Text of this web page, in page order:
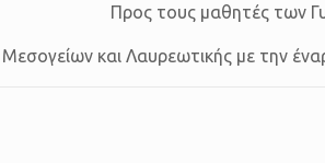
Προς τους μαθητές των
Μεσογείων και Λαυρεωτικής με την